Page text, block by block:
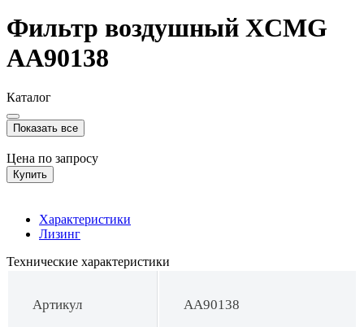
Фильтр воздушный XCMG
AA90138
Каталог
Показать все
Цена по запросу
Купить
Характеристики
Лизинг
Технические характеристики
Артикул AA90138